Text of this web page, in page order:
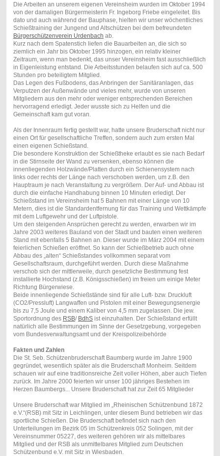
Die Arbeiten an unserem eigenen Vereinsheim wurden im Oktober 1994
von der damaligen Bürgermeisterin Fr. Ingeborg Friebe eingeleitet. Bis
dato und auch während der Bauphase, hielten wir unser wöchentliches
Schießtraining der Jungend und Altschützen bei dem befreundeten
Bürgerschützenverein Urdenbach ab.
Kurz nach dem Spatenstich liefen die Bauarbeiten an, die sich so
ziemlich ein Jahr bis Oktober 1995 hinzogen, ein relativ kleiner
Zeitraum, wenn man bedenkt, das unser Vereinsheim fast ausschließlich
in Eigenleistung entstand. Die Arbeitsstunden belaufen sich auf ca. 500
Stunden pro beteiligtem Mitglied.
Das Legen des Fußbodens, das Anbringen der Sanitäranlagen, das
Verputzen der Außenwände und vieles mehr, wurde von unseren
Mitgliedern aus den mehr oder weniger entsprechenden Bereichen
hervorragend erledigt. Jeder wusste sich zu Helfen und die
Gemeinschaft kam gut voran.
Als der Innenraum fertig gestellt war, hatte unsere Bruderschaft nicht nur
einen Ort für gesellschaftliche Treffen, sondern auch zum ersten Mal
einen eigenen Schießstand.
Die besondere Konstruktion der Schießtheke erlaubt es sie nach Bedarf
in die Stirnseite der Wand zu versenken, ebenso können die
innenliegenden Holzwände/Platten durch ein Schienensystem nach
links oder rechts der Länge nach verschoben werden, um z.B. den
Hauptraum je nach Veranstaltung zu vergrößern. Der Auf- und Abbau ist
durch die einfache Handhabung binnen 10 Minuten erledigt. Der
Schießstand im Vereinsheim hat 5 Bahnen mit einer Länge von 10
Metern, dies ist die Standardentfernung für das Training und Wettkämpfe
mit dem Luftgewehr und der Luftpistole.
Um den steigenden Ansprüchen gerecht zu werden, erwarben wir im
Jahre 2003 weiteres Bauland von der Stadt und bauten einen weiteren
Stand mit ebenfalls 5 Bahnen an. Dieser wurde im März 2004 mit einem
feierlichen Schießen eröffnet. So kann der Schießbetrieb auch ohne
Abbau des „alten“ Schießstandes vollkommen separat vom
Gesellschaftsraum, durchgeführt werden. Durch diese Maßnahme
verschob sich der mittlerweile, durch gesetzliche Bestimmung fest
installierte Hochstand (z.B. Königsschießen) im freien um einige Meter
Richtung Bürgerwiese.
Beide innenliegende Schießstände sind für alle Luft- bzw. Druckluft
(CO2/Pressluft) Langwaffen und Pistolen mit einer Bewegungsenergie
bis zu 7,5 Joule und einem Kaliber von 4,5 mm zugelassen. Die jew.
Sportordnung des RSB/ BdhSist einzuhalten. Der Schießstand erfüllt
natürlich alle Bestimmungen im Sinne der Gesetzgebung, vorgegeben
vom Bundesverwaltungsamt und der Kreispolizeibehörde
Fakten und Zahlen
Die St. Seb. Schützenbruderschaft Baumberg wurde im Jahre 1900
gegründet, wesentlich später als die Bruderschaft Monheim. Seitdem
schauen wir auf eine traditionsreiche Zeit voller Höhen, aber auch Tiefen
zurück. Im Jahre 2000 feierten wir unser 100 jähriges Bestehen im
Herzen Baumbergs... Unsere Bruderschaft hat zur Zeit 65 Mitglieder
Unsere Bruderschaft war Mitglied im „Rheinischen Schützenbund 1872
e.V.“(RSB) mit Sitz in Leichlingen, unter diesem Bund betrieben wir das
sportliche Schießen. Die Bruderschaft befindet sich nach den
Unterteilungen im Bezirk 05 im Schützenkreis 052 Solingen, mit der
Vereinsnummer 05227, des weiteren gehören wir als mittelbares
Mitglied und der RSB als unmittelbares Mitglied zum Deutschen
Schützenbund e.V. mit Sitz in Wiesbaden.